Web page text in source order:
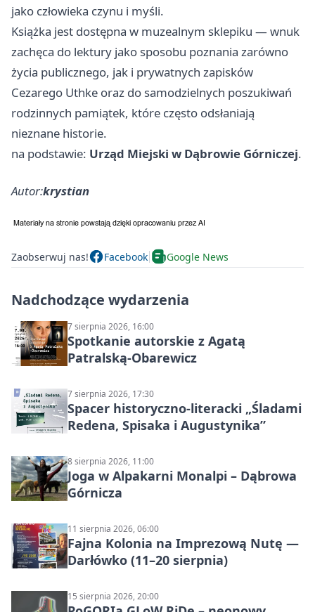
jako człowieka czynu i myśli.
Książka jest dostępna w muzealnym sklepiku — wnuk
zachęca do lektury jako sposobu poznania zarówno
życia publicznego, jak i prywatnych zapisków
Cezarego Uthke oraz do samodzielnych poszukiwań
rodzinnych pamiątek, które często odsłaniają
nieznane historie.
na podstawie: Urząd Miejski w Dąbrowie Górniczej.
Autor:krystian
Zaobserwuj nas! Facebook Google News
Nadchodzące wydarzenia
7 sierpnia 2026, 16:00
Spotkanie autorskie z Agatą
Patralską-Obarewicz
7 sierpnia 2026, 17:30
Spacer historyczno-literacki „Śladami
Redena, Spisaka i Augustynika”
8 sierpnia 2026, 11:00
Joga w Alpakarni Monalpi – Dąbrowa
Górnicza
11 sierpnia 2026, 06:00
Fajna Kolonia na Imprezową Nutę —
Darłówko (11–20 sierpnia)
15 sierpnia 2026, 20:00